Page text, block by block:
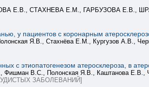
Е.В., СТАХНЕВА Е.М., ГАРБУЗОВА Е.В.,
у пациентов с коронарным
Я.В., Стахнёва Е.М., Кургузов А.В.,
с этиопатогенезом атеросклероза, в
В.С., Полонская Я.В., Каштанова
ЗАБОЛЕВАНИЙ]